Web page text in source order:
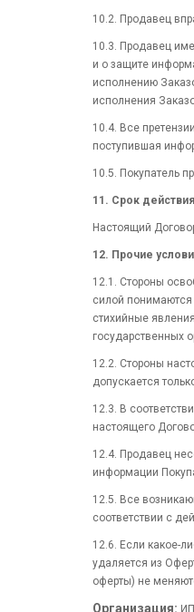
10.2. Продавец
10.3. Продавец
и о защите
исполнению
исполнения
10.4. Все
поступившая
10.5. Покупатель
11. Срок
Настоящий
12. Прочие
12.1. Стороны
силой
стихийные
государственных
12.2. Стороны
допускается
12.3. В
настоящего
12.4. Продавец
информации
12.5. Все
соответствии с
12.6. Если какое-
удаляется из
оферты) не
Организация: